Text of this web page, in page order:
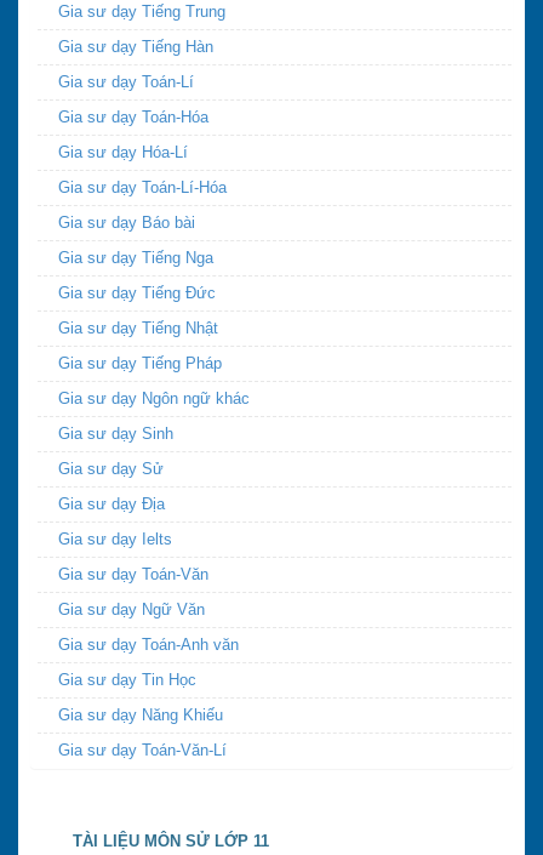
Gia sư dạy Tiếng Trung
Gia sư dạy Tiếng Hàn
Gia sư dạy Toán-Lí
Gia sư dạy Toán-Hóa
Gia sư dạy Hóa-Lí
Gia sư dạy Toán-Lí-Hóa
Gia sư dạy Báo bài
Gia sư dạy Tiếng Nga
Gia sư dạy Tiếng Đức
Gia sư dạy Tiếng Nhật
Gia sư dạy Tiếng Pháp
Gia sư dạy Ngôn ngữ khác
Gia sư dạy Sinh
Gia sư dạy Sử
Gia sư dạy Địa
Gia sư dạy Ielts
Gia sư dạy Toán-Văn
Gia sư dạy Ngữ Văn
Gia sư dạy Toán-Anh văn
Gia sư dạy Tin Học
Gia sư dạy Năng Khiếu
Gia sư dạy Toán-Văn-Lí
TÀI LIỆU MÔN SỬ LỚP 11